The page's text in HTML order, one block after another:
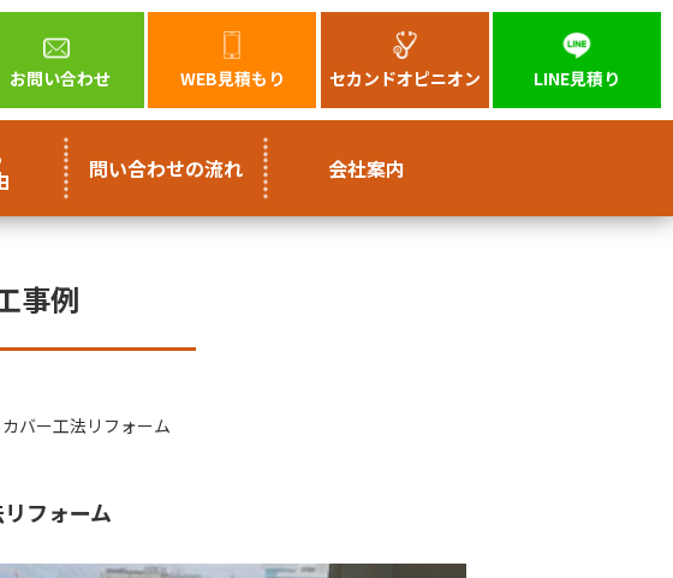
お問い合わせ WEB見積もり セカンドオピニオン LINE見積り
問い合わせの流れ 会社案内
事例
バー工法リフォーム
フォーム